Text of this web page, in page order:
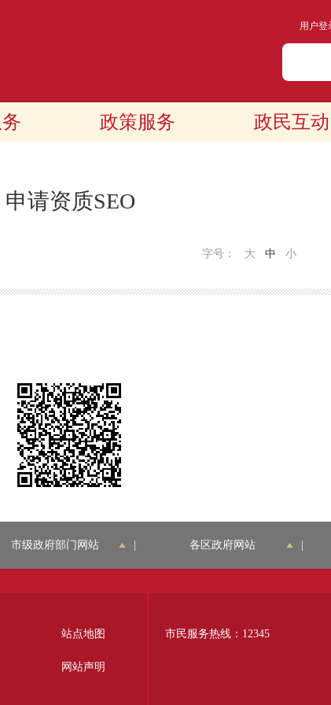
用户登
政策服务 政民互动
申请资质SEO
字号： 大 中 小
市级政府部门网站 各区政府网站
站点地图
网站声明
市民服务热线：12345